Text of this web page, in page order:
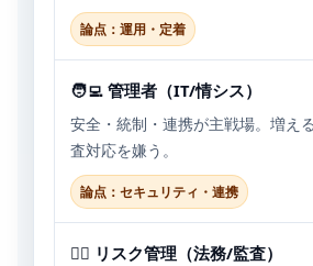
論点：運用・定着
🧑‍💻 管理者（IT/情シス）
安全・統制・連携が主戦場。増え
査対応を嫌う。
論点：セキュリティ・連携
🧑‍⚖️ リスク管理（法務/監査）